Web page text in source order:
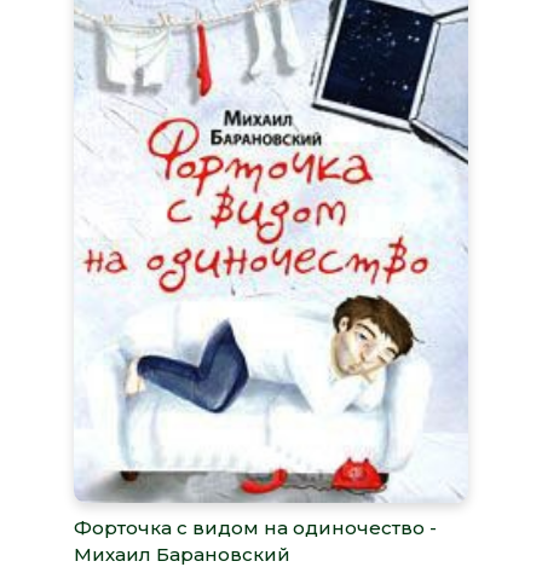
Форточка с видом на одиночество -
Михаил Барановский